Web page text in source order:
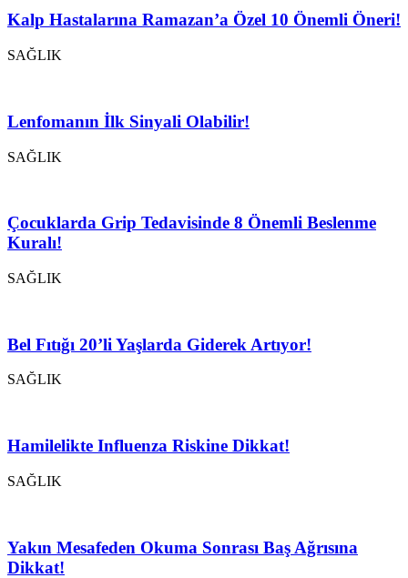
Kalp Hastalarına Ramazan’a Özel 10 Önemli Öneri!
SAĞLIK
Lenfomanın İlk Sinyali Olabilir!
SAĞLIK
Çocuklarda Grip Tedavisinde 8 Önemli Beslenme
Kuralı!
SAĞLIK
Bel Fıtığı 20’li Yaşlarda Giderek Artıyor!
SAĞLIK
Hamilelikte Influenza Riskine Dikkat!
SAĞLIK
Yakın Mesafeden Okuma Sonrası Baş Ağrısına
Dikkat!